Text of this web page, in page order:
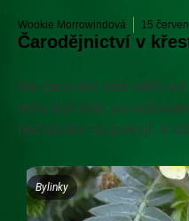
Wookie Morrowindová 15
Čarodějnictví v
Na čarování lidé věřili
míru byli lidé,
necháváni na pokoji. V
Bylinky